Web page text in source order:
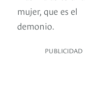
mujer, que es el
demonio.
PUBLICIDAD